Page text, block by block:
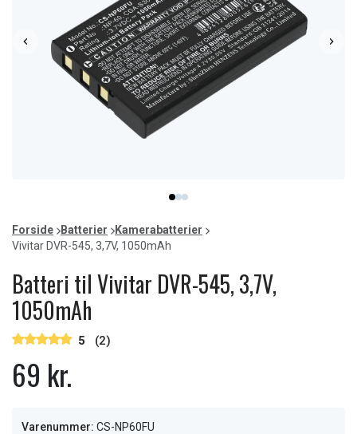
item
0
item
1
item
2
of
3
Forside Batterier
Kamerabatterier
Vivitar DVR-545, 3,7V, 1050mAh
Batteri til Vivitar DVR-545, 3,7V,
1050mAh
5 (2)
69 kr.
Varenummer: CS-NP60FU